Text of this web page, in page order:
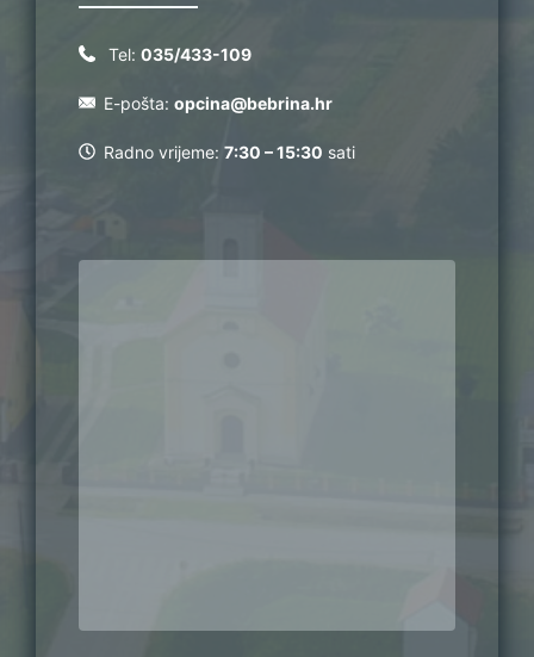
Tel: 035/433-109
E-pošta: opcina@bebrina.hr
Radno vrijeme: 7:30 – 15:30 sati